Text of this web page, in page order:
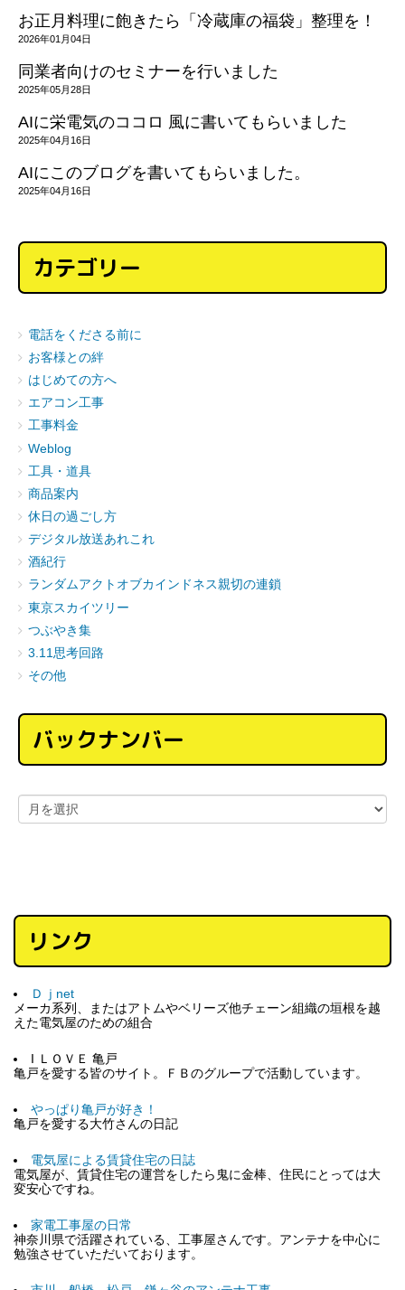
お正月料理に飽きたら「冷蔵庫の福袋」整理を！
2026年01月04日
同業者向けのセミナーを行いました
2025年05月28日
AIに栄電気のココロ 風に書いてもらいました
2025年04月16日
AIにこのブログを書いてもらいました。
2025年04月16日
カテゴリー
電話をくださる前に
お客様との絆
はじめての方へ
エアコン工事
工事料金
Weblog
工具・道具
商品案内
休日の過ごし方
デジタル放送あれこれ
酒紀行
ランダムアクトオブカインドネス親切の連鎖
東京スカイツリー
つぶやき集
3.11思考回路
その他
バックナンバー
リンク
Ｄｊnet
メーカ系列、またはアトムやベリーズ他チェーン組織の垣根を越
えた電気屋のための組合
I ＬＯＶＥ 亀戸
亀戸を愛する皆のサイト。ＦＢのグループで活動しています。
やっぱり亀戸が好き！
亀戸を愛する大竹さんの日記
電気屋による賃貸住宅の日誌
電気屋が、賃貸住宅の運営をしたら鬼に金棒、住民にとっては大
変安心ですね。
家電工事屋の日常
神奈川県で活躍されている、工事屋さんです。アンテナを中心に
勉強させていただいております。